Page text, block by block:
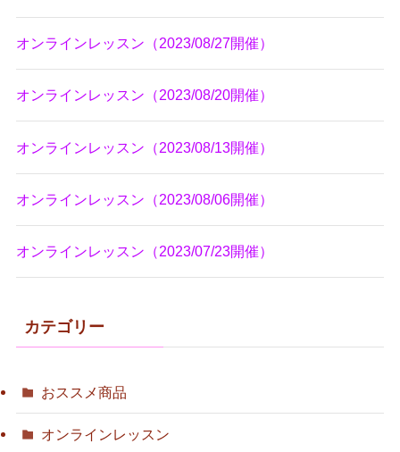
オンラインレッスン（2023/08/27開催）
オンラインレッスン（2023/08/20開催）
オンラインレッスン（2023/08/13開催）
オンラインレッスン（2023/08/06開催）
オンラインレッスン（2023/07/23開催）
カテゴリー
おススメ商品
オンラインレッスン